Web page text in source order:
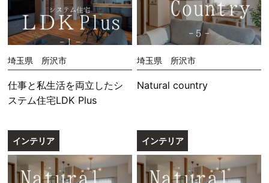
埼玉県 所沢市
仕事と私生活を両立したシ
ステム住宅LDK Plus
埼玉県 所沢市
Natural country
インテリア インテリア